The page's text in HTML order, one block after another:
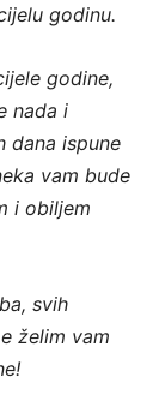
godinu.
godine,
nada i
dana ispune
vam bude
i obiljem
svih
želim vam